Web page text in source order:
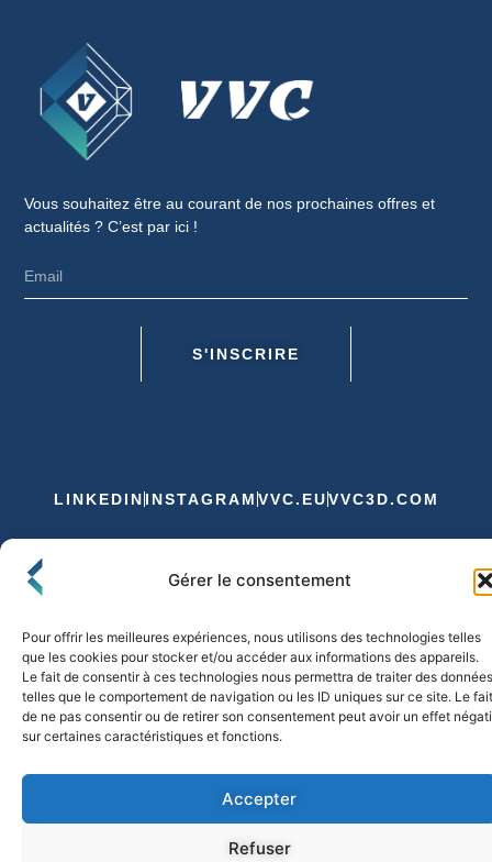
Gérer le consentement
Pour offrir les meilleures expériences, nous utilisons des technologies telles
que les cookies pour stocker et/ou accéder aux informations des appareils.
Le fait de consentir à ces technologies nous permettra de traiter des données
telles que le comportement de navigation ou les ID uniques sur ce site. Le fait
de ne pas consentir ou de retirer son consentement peut avoir un effet
sur certaines caractéristiques et fonctions.
Accepter
Refuser
Vous souhaitez être au courant de nos prochaines offres et
actualités ? C’est par ici !
S'INSCRIRE
LINKEDIN INSTAGRAM VVC.EUVVC3D.COM
Politique de Confidentialité et de CookiesExpédition et Livraison
© 2026 FLO & CO. All Rights Reserved